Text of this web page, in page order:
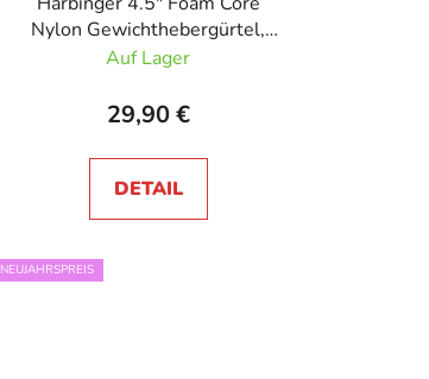
Nylon Gewichthebergürtel,
Unisex Schwarz
Auf Lager
29,90 €
DETAIL
NEUJAHRSPREIS